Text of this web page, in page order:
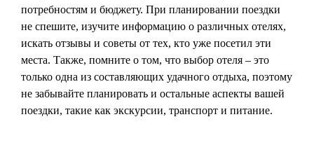
потребностям и бюджету. При планировании поездки
не спешите, изучите информацию о различных отелях,
искать отзывы и советы от тех, кто уже посетил эти
места. Также, помните о том, что выбор отеля – это
только одна из составляющих удачного отдыха, поэтому
не забывайте планировать и остальные аспекты вашей
поездки, такие как экскурсии, транспорт и питание.